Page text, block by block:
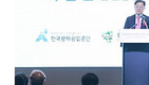
필요(베트남은 RCEP을 발효시켰으나 행